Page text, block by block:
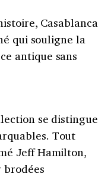
Casablanca
qui souligne la
antique sans
se distingue
Tout
Jeff Hamilton,
brodées